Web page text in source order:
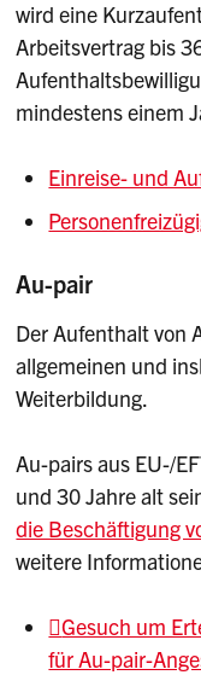
wird eine
Arbeitsvertrag bis
mindestens einem
Einreise- und
Au-pair
Der Aufenthalt von
allgemeinen und
Weiterbildung.
Au-pairs aus EU-/
und 30 Jahre alt
die Beschäftigung
weitere
Gesuch um
für Au-pair-